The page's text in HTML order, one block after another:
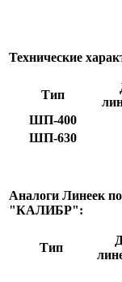
Технические
Тип
ШП-400
ШП-630
Аналоги Линеек
"КАЛИБР":
Тип